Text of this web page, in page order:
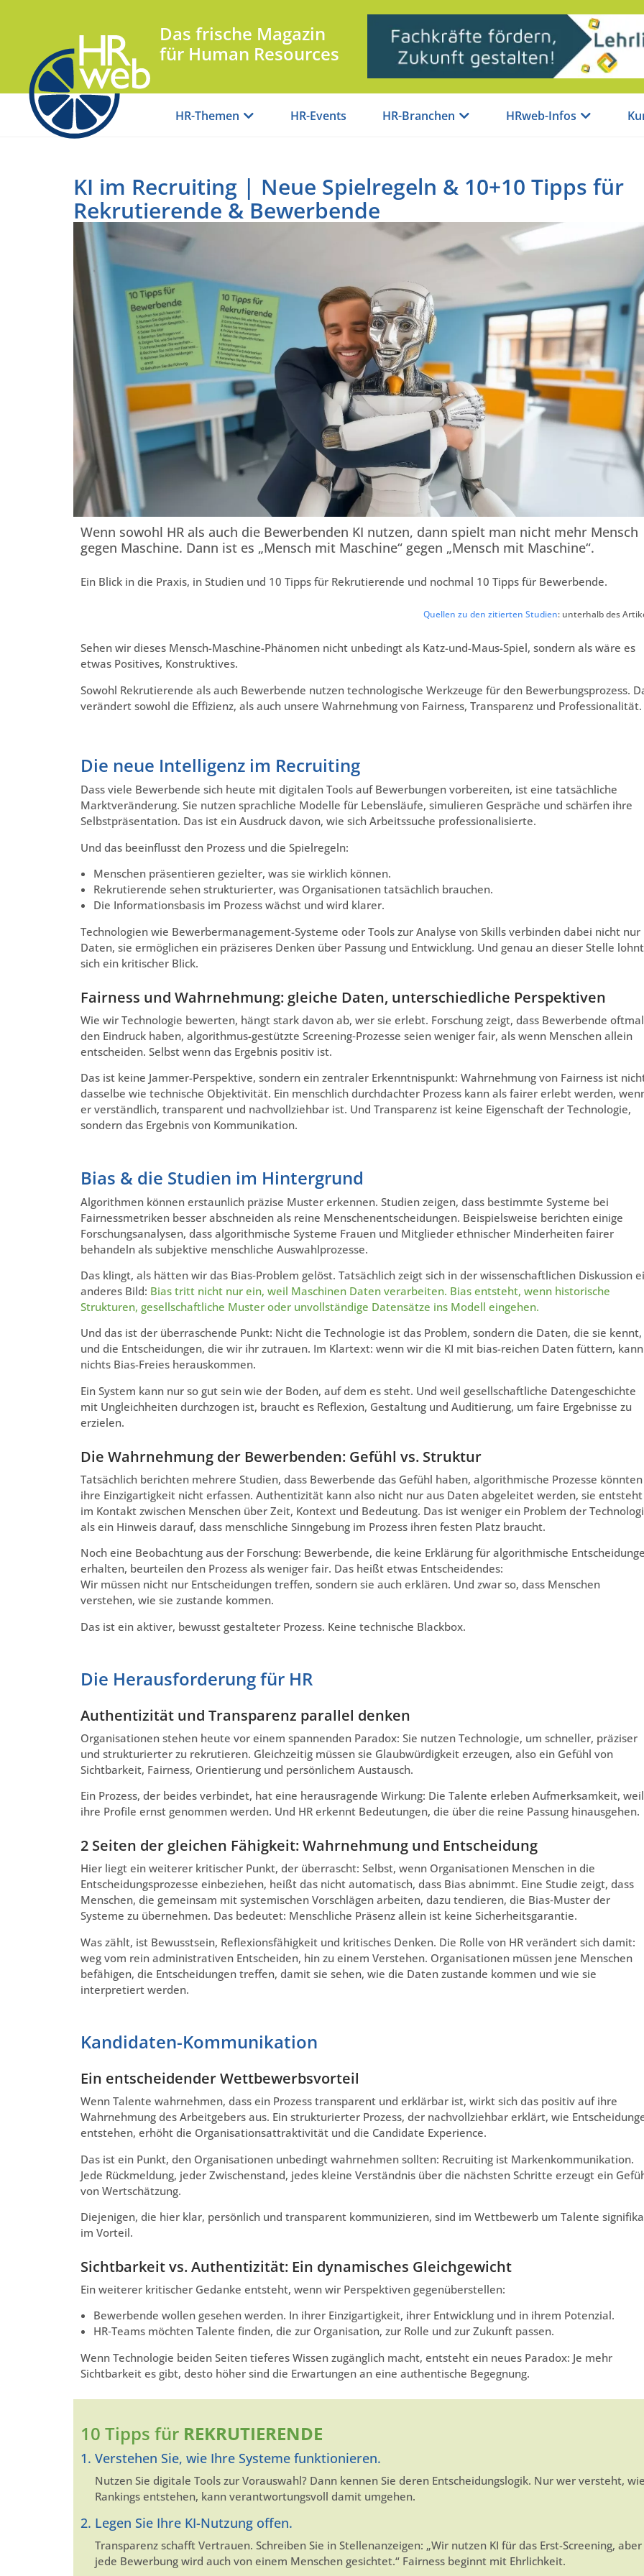
Das frische Magazin
für Human Resources
HR-Themen HR-Events HR-Branchen HRweb-Infos
KI im Recruiting | Neue Spielregeln & 10+10 Tipps für
Rekrutierende & Bewerbende
Wenn sowohl HR als auch die Bewerbenden KI nutzen, dann spielt man nicht mehr Mensch
gegen Maschine. Dann ist es „Mensch mit Maschine“ gegen „Mensch mit Maschine“.
Ein Blick in die Praxis, in Studien und 10 Tipps für Rekrutierende und nochmal 10 Tipps für Bewerbende.
Quellen zu den zitierten Studien: unterhalb des
Sehen wir dieses Mensch-Maschine-Phänomen nicht unbedingt als Katz-und-Maus-Spiel, sondern als wäre es
etwas Positives, Konstruktives.
Sowohl Rekrutierende als auch Bewerbende nutzen technologische Werkzeuge für den Bewerbungsprozess.
verändert sowohl die Effizienz, als auch unsere Wahrnehmung von Fairness, Transparenz und Professionalität.
Die neue Intelligenz im Recruiting
Dass viele Bewerbende sich heute mit digitalen Tools auf Bewerbungen vorbereiten, ist eine tatsächliche
Marktveränderung. Sie nutzen sprachliche Modelle für Lebensläufe, simulieren Gespräche und schärfen ihre
Selbstpräsentation. Das ist ein Ausdruck davon, wie sich Arbeitssuche professionalisierte.
Und das beeinflusst den Prozess und die Spielregeln:
Menschen präsentieren gezielter, was sie wirklich können.
Rekrutierende sehen strukturierter, was Organisationen tatsächlich brauchen.
Die Informationsbasis im Prozess wächst und wird klarer.
Technologien wie Bewerbermanagement-Systeme oder Tools zur Analyse von Skills verbinden dabei nicht nur
Daten, sie ermöglichen ein präziseres Denken über Passung und Entwicklung. Und genau an dieser Stelle lohnt
sich ein kritischer Blick.
Fairness und Wahrnehmung: gleiche Daten, unterschiedliche Perspektiven
Wie wir Technologie bewerten, hängt stark davon ab, wer sie erlebt. Forschung zeigt, dass Bewerbende
den Eindruck haben, algorithmus-gestützte Screening‑Prozesse seien weniger fair, als wenn Menschen allein
entscheiden. Selbst wenn das Ergebnis positiv ist.
Das ist keine Jammer-Perspektive, sondern ein zentraler Erkenntnispunkt: Wahrnehmung von Fairness ist
dasselbe wie technische Objektivität. Ein menschlich durchdachter Prozess kann als fairer erlebt werden,
er verständlich, transparent und nachvollziehbar ist. Und Transparenz ist keine Eigenschaft der Technologie,
sondern das Ergebnis von Kommunikation.
Bias & die Studien im Hintergrund
Algorithmen können erstaunlich präzise Muster erkennen. Studien zeigen, dass bestimmte Systeme bei
Fairnessmetriken besser abschneiden als reine Menschenentscheidungen. Beispielsweise berichten einige
Forschungsanalysen, dass algorithmische Systeme Frauen und Mitglieder ethnischer Minderheiten fairer
behandeln als subjektive menschliche Auswahlprozesse.
Das klingt, als hätten wir das Bias‑Problem gelöst. Tatsächlich zeigt sich in der wissenschaftlichen Diskussion
anderes Bild: Bias tritt nicht nur ein, weil Maschinen Daten verarbeiten. Bias entsteht, wenn historische
Strukturen, gesellschaftliche Muster oder unvollständige Datensätze ins Modell eingehen.
Und das ist der überraschende Punkt: Nicht die Technologie ist das Problem, sondern die Daten, die sie kennt,
und die Entscheidungen, die wir ihr zutrauen. Im Klartext: wenn wir die KI mit bias-reichen Daten füttern, kann
nichts Bias-Freies herauskommen.
Ein System kann nur so gut sein wie der Boden, auf dem es steht. Und weil gesellschaftliche Datengeschichte
mit Ungleichheiten durchzogen ist, braucht es Reflexion, Gestaltung und Auditierung, um faire Ergebnisse zu
erzielen.
Die Wahrnehmung der Bewerbenden: Gefühl vs. Struktur
Tatsächlich berichten mehrere Studien, dass Bewerbende das Gefühl haben, algorithmische Prozesse könnten
ihre Einzigartigkeit nicht erfassen. Authentizität kann also nicht nur aus Daten abgeleitet werden, sie entsteht
im Kontakt zwischen Menschen über Zeit, Kontext und Bedeutung. Das ist weniger ein Problem der
als ein Hinweis darauf, dass menschliche Sinngebung im Prozess ihren festen Platz braucht.
Noch eine Beobachtung aus der Forschung: Bewerbende, die keine Erklärung für algorithmische
erhalten, beurteilen den Prozess als weniger fair. Das heißt etwas Entscheidendes:
Wir müssen nicht nur Entscheidungen treffen, sondern sie auch erklären. Und zwar so, dass Menschen
verstehen, wie sie zustande kommen.
Das ist ein aktiver, bewusst gestalteter Prozess. Keine technische Blackbox.
Die Herausforderung für HR
Authentizität und Transparenz parallel denken
Organisationen stehen heute vor einem spannenden Paradox: Sie nutzen Technologie, um schneller, präziser
und strukturierter zu rekrutieren. Gleichzeitig müssen sie Glaubwürdigkeit erzeugen, also ein Gefühl von
Sichtbarkeit, Fairness, Orientierung und persönlichem Austausch.
Ein Prozess, der beides verbindet, hat eine herausragende Wirkung: Die Talente erleben Aufmerksamkeit, weil
ihre Profile ernst genommen werden. Und HR erkennt Bedeutungen, die über die reine Passung hinausgehen.
2 Seiten der gleichen Fähigkeit: Wahrnehmung und Entscheidung
Hier liegt ein weiterer kritischer Punkt, der überrascht: Selbst, wenn Organisationen Menschen in die
Entscheidungsprozesse einbeziehen, heißt das nicht automatisch, dass Bias abnimmt. Eine Studie zeigt, dass
Menschen, die gemeinsam mit systemischen Vorschlägen arbeiten, dazu tendieren, die Bias‑Muster der
Systeme zu übernehmen. Das bedeutet: Menschliche Präsenz allein ist keine Sicherheitsgarantie.
Was zählt, ist Bewusstsein, Reflexionsfähigkeit und kritisches Denken. Die Rolle von HR verändert sich damit:
weg vom rein administrativen Entscheiden, hin zu einem Verstehen. Organisationen müssen jene Menschen
befähigen, die Entscheidungen treffen, damit sie sehen, wie die Daten zustande kommen und wie sie
interpretiert werden.
Kandidaten-Kommunikation
Ein entscheidender Wettbewerbsvorteil
Wenn Talente wahrnehmen, dass ein Prozess transparent und erklärbar ist, wirkt sich das positiv auf ihre
Wahrnehmung des Arbeitgebers aus. Ein strukturierter Prozess, der nachvollziehbar erklärt, wie
entstehen, erhöht die Organisationsattraktivität und die Candidate Experience.
Das ist ein Punkt, den Organisationen unbedingt wahrnehmen sollten: Recruiting ist Markenkommunikation.
Jede Rückmeldung, jeder Zwischenstand, jedes kleine Verständnis über die nächsten Schritte erzeugt ein
von Wertschätzung.
Diejenigen, die hier klar, persönlich und transparent kommunizieren, sind im Wettbewerb um Talente
im Vorteil.
Sichtbarkeit vs. Authentizität: Ein dynamisches Gleichgewicht
Ein weiterer kritischer Gedanke entsteht, wenn wir Perspektiven gegenüberstellen:
Bewerbende wollen gesehen werden. In ihrer Einzigartigkeit, ihrer Entwicklung und in ihrem Potenzial.
HR‑Teams möchten Talente finden, die zur Organisation, zur Rolle und zur Zukunft passen.
Wenn Technologie beiden Seiten tieferes Wissen zugänglich macht, entsteht ein neues Paradox: Je mehr
Sichtbarkeit es gibt, desto höher sind die Erwartungen an eine authentische Begegnung.
10 Tipps für REKRUTIERENDE
1. Verstehen Sie, wie Ihre Systeme funktionieren.
Nutzen Sie digitale Tools zur Vorauswahl? Dann kennen Sie deren Entscheidungslogik. Nur wer versteht,
Rankings entstehen, kann verantwortungsvoll damit umgehen.
2. Legen Sie Ihre KI-Nutzung offen.
Transparenz schafft Vertrauen. Schreiben Sie in Stellenanzeigen: „Wir nutzen KI für das Erst-Screening, aber
jede Bewerbung wird auch von einem Menschen gesichtet.“ Fairness beginnt mit Ehrlichkeit.